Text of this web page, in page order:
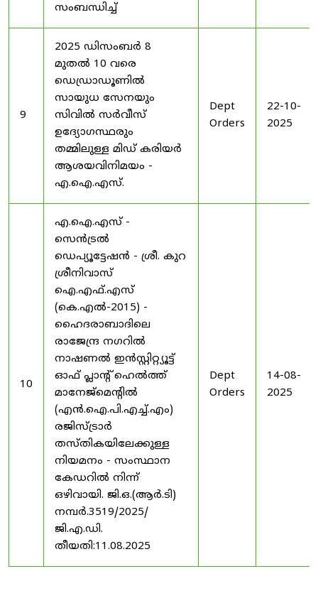
സംബന്ധിച്ച്
9
2025 ഡിസംബർ 8
മുതൽ 10 വരെ
ഡെഡ്രാഡൂണിൽ
സായുധ സേനയും
സിവിൽ സർവീസ്
ഉദ്യോഗസ്ഥരും
തമ്മിലുള്ള മിഡ് കരിയർ
ആശയവിനിമയം -
എ.ഐ.എസ്.
Dept
Orders
22-10-
2025
10
എ.ഐ.എസ് -
സെൻട്രൽ
ഡെപ്യൂട്ടേഷൻ - ശ്രീ. കുറ
ശ്രീനിവാസ്
ഐ.എഫ്.എസ്
(കെ.എൽ-2015) -
ഹൈദരാബാദിലെ
രാജേന്ദ്ര നഗറിൽ
നാഷണൽ ഇൻസ്റ്റിറ്റ്യൂട്ട്
ഓഫ് പ്ലാന്റ് ഹെൽത്ത്
മാനേജ്‌മെന്റിൽ
(എൻ.ഐ.പി.എച്ച്.എം)
രജിസ്ട്രാർ
തസ്തികയിലേക്കുള്ള
നിയമനം - സംസ്ഥാന
കേഡറിൽ നിന്ന്
ഒഴിവായി. ജി.ഒ.(ആർ.ടി)
നമ്പർ.3519/2025/
ജി.എ.ഡി.
തീയതി:11.08.2025
Dept
Orders
14-08-
2025